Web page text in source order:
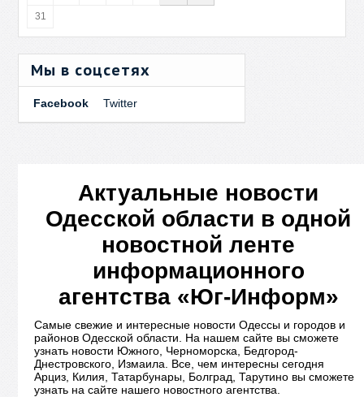
31
Мы в соцсетях
Facebook Twitter
Актуальные новости
Одесской области в одной
новостной ленте
информационного
агентства «Юг-Информ»
Самые свежие и интересные новости Одессы и городов и
районов Одесской области. На нашем сайте вы сможете
узнать новости Южного, Черноморска, Бедгород-
Днестровского, Измаила. Все, чем интересны сегодня
Арциз, Килия, Татарбунары, Болград, Тарутино вы сможете
узнать на сайте нашего новостного агентства.